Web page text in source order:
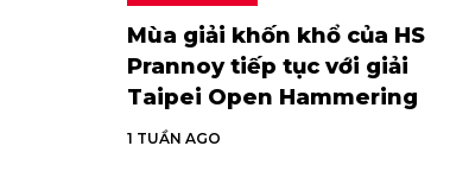
Mùa giải khốn khổ của HS
Prannoy tiếp tục với giải
Taipei Open Hammering
1 TUẦN AGO